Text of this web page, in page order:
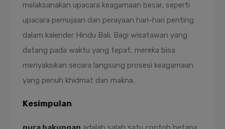
melaksanakan upacara keagamaan besar, seperti
upacara pemujaan dan perayaan hari-hari penting
dalam kalender Hindu Bali. Bagi wisatawan yang
datang pada waktu yang tepat, mereka bisa
menyaksikan secara langsung prosesi keagamaan
yang penuh khidmat dan makna.
Kesimpulan